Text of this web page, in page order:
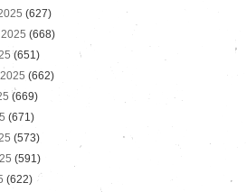
(627)
(668)
(651)
(662)
(669)
(671)
(573)
(591)
(622)